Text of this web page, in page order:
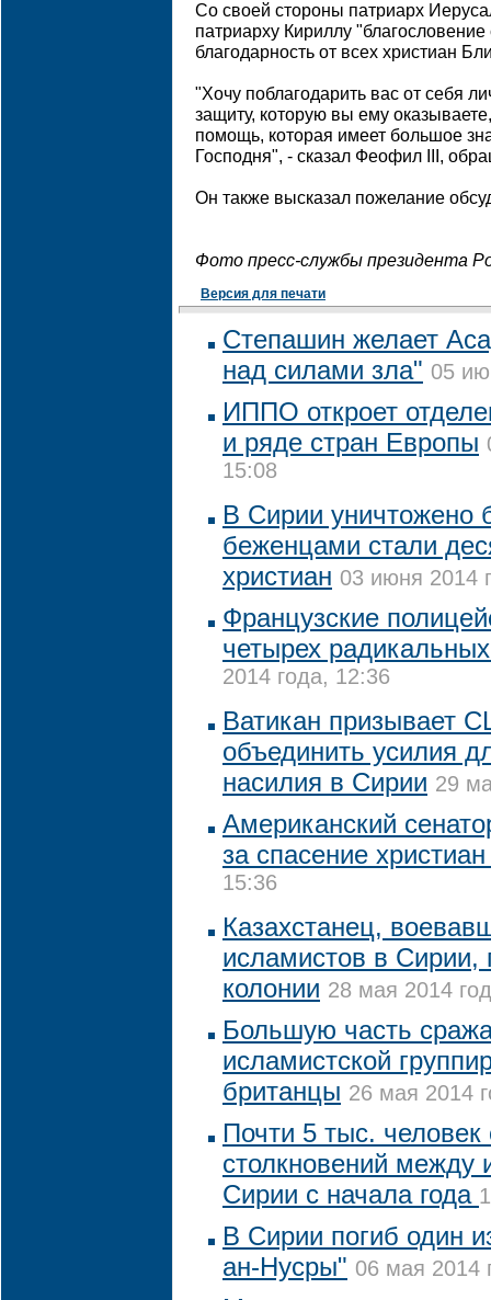
Со своей стороны патриарх
патриарху Кириллу
благодарность от всех христиан
"Хочу поблагодарить вас от себя
защиту, которую вы ему
помощь, которая имеет большое
Господня", - сказал Феофил III,
Он также высказал пожелание
Фото пресс-службы президента
Версия для печати
Степашин желает
над силами зла" 05
ИППО откроет
и ряде стран Европы
15:08
В Сирии уничтожено
беженцами стали
христиан 03 июня 2014
Французские
четырех
2014 года, 12:36
Ватикан призывает
объединить усилия
насилия в Сирии 29
Американский
за спасение
15:36
Казахстанец,
исламистов в Сирии,
колонии 28 мая 2014
Большую часть
исламистской
британцы 26 мая 2014
Почти 5 тыс.
столкновений между
Сирии с начала года
В Сирии погиб один
ан-Нусры" 06 мая 2014